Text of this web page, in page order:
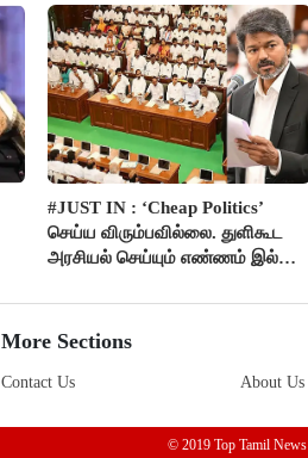
#JUST IN : ‘Cheap Politics’
செய்ய விரும்பவில்லை. துளிகூட
அரசியல் செய்யும் எண்ணம் இல்லை
பதில்!
More Sections
Contact Us About Us
© 2019 Top Tamil News